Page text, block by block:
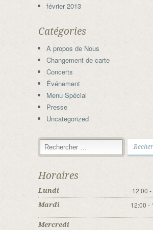
février 2013
Catégories
À propos de Nous
Changement de carte
Concerts
Événement
Menu Spécial
Presse
Uncategorized
Horaires
Lundi 12:00
Mardi
12:00 -
Mercredi